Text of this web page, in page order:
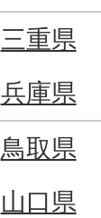
三重県
兵庫県
鳥取県
山口県